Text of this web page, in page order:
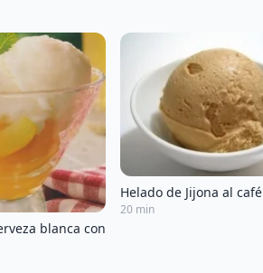
blanca con
Helado de Jijona al café
20 min